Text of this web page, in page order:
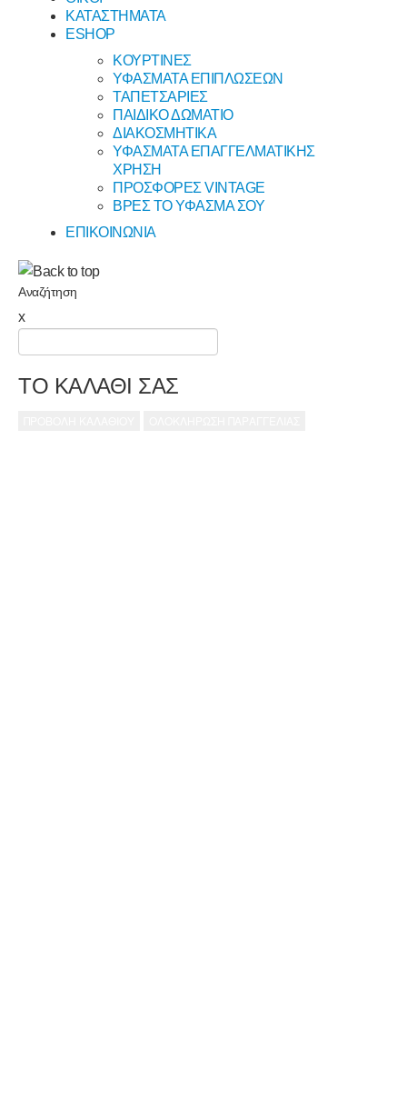
ΚΑΤΑΣΤΗΜΑΤΑ
ESHOP
ΚΟΥΡΤΙΝΕΣ
ΥΦΑΣΜΑΤΑ ΕΠΙΠΛΩΣΕΩΝ
ΤΑΠΕΤΣΑΡΙΕΣ
ΠΑΙΔΙΚΟ ΔΩΜΑΤΙΟ
ΔΙΑΚΟΣΜΗΤΙΚΑ
ΥΦΑΣΜΑΤΑ ΕΠΑΓΓΕΛΜΑΤΙΚΗΣ
ΧΡΗΣΗ
ΠΡΟΣΦΟΡΕΣ VINTAGE
ΒΡΕΣ ΤΟ ΥΦΑΣΜΑ ΣΟΥ
ΕΠΙΚΟΙΝΩΝΙΑ
Αναζήτηση
x
ΤΟ ΚΑΛΑΘΙ ΣΑΣ